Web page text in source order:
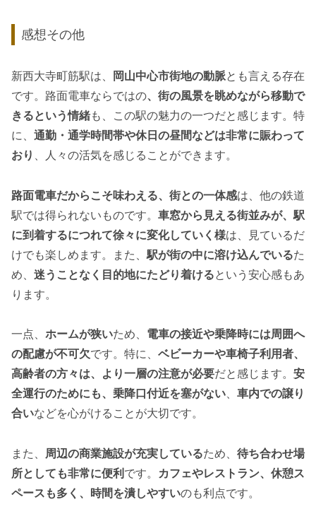
感想その他
新西大寺町筋駅は、 岡山中心市街地の動脈とも言える存在
です。路面電車ならではの、街の風景を眺めながら移動で
きるという情緒も、この駅の魅力の一つだと感じます。特
に、 通勤・通学時間帯や休日の昼間などは非常に賑わって
おり
、人々の活気を感じることができます。
路面電車だからこそ味わえる、街との一体感は、他の鉄道
駅では得られないものです。 車窓から見える街並みが、駅
に到着するにつれて徐々に変化していく様は、見ているだ
けでも楽しめます。また、 駅が街の中に溶け込んでいるた
め、 迷うことなく目的地にたどり着けるという安心感もあ
ります。
一点、 ホームが狭いため、 電車の接近や乗降時には周囲へ
の配慮が不可欠です。特に、 ベビーカーや車椅子利用者、
高齢者の方々は、より一層の注意が必要だと感じます。 安
全運行のためにも、乗降口付近を塞がない
車内での譲り
合いなどを心がけることが大切です。
また、 周辺の商業施設が充実しているため、 待ち合わせ場
所としても非常に便利 です。
カフェやレストラン、休憩ス
ペースも多く、時間を潰しやすいのも利点です。